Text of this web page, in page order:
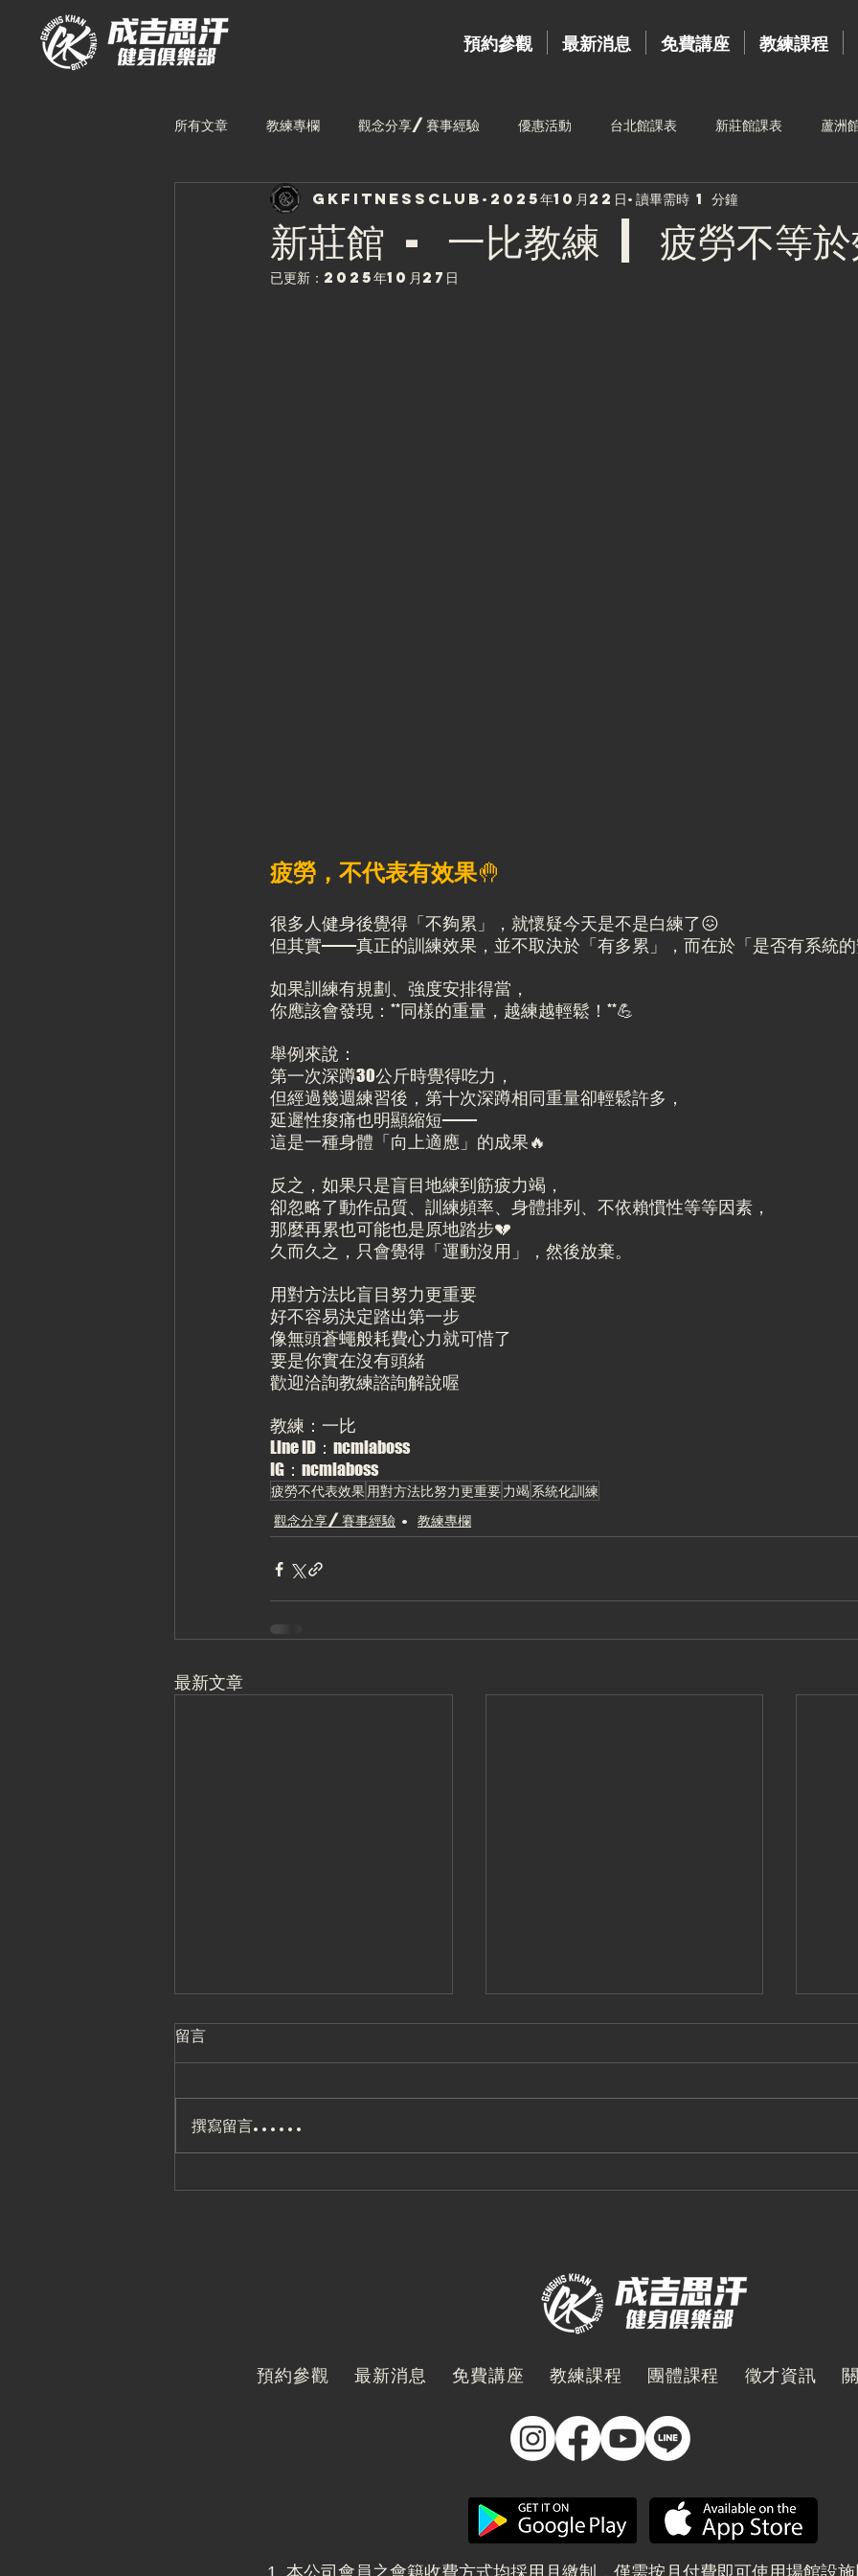
預約參觀 最新消息 免費講座 教練課程
所有文章 教練專欄 觀念分享/賽事經驗 優惠活動 台北館課表 新莊館課表 蘆洲
林口館課表 中壢館課表 台中館課表 高雄館課表 運動按摩 新莊館教練
台中館教練 林口館教練 三重館教練
新莊館 - 一比教練 | 疲勞不等於
gkfitnessclub 2025年10月22日 讀畢需時 1 分鐘
已更新： 2025年10月27日
疲勞，不代表有效果🤚
很多人健身後覺得「不夠累」，就懷疑今天是不是白練了😖
但其實——真正的訓練效果，並不取決於「有多累」，而在於「是否有系統
如果訓練有規劃、強度安排得當，
你應該會發現：**同樣的重量，越練越輕鬆！**💪
舉例來說：
第一次深蹲30公斤時覺得吃力，
但經過幾週練習後，第十次深蹲相同重量卻輕鬆許多，
延遲性痠痛也明顯縮短——
這是一種身體「向上適應」的成果🔥
反之，如果只是盲目地練到筋疲力竭，
卻忽略了動作品質、訓練頻率、身體排列、不依賴慣性等等因素，
那麼再累也可能也是原地踏步💔
久而久之，只會覺得「運動沒用」，然後放棄。
用對方法比盲目努力更重要
好不容易決定踏出第一步
像無頭蒼蠅般耗費心力就可惜了
要是你實在沒有頭緒
歡迎洽詢教練諮詢解說喔
教練：一比
Line ID：ncmiaboss
IG：ncmiaboss
疲勞不代表效果 用對方法比努力更重要力竭系統化訓練
觀念分享/賽事經驗
教練專欄
最新文章
台北館 - 教練團隊｜黃國昌
新莊館 - 熊仔教練｜按摩完
中
留言
撰寫留言......
預約參觀 最新消息 免費講座 教練課程 團體課程 徵才資訊